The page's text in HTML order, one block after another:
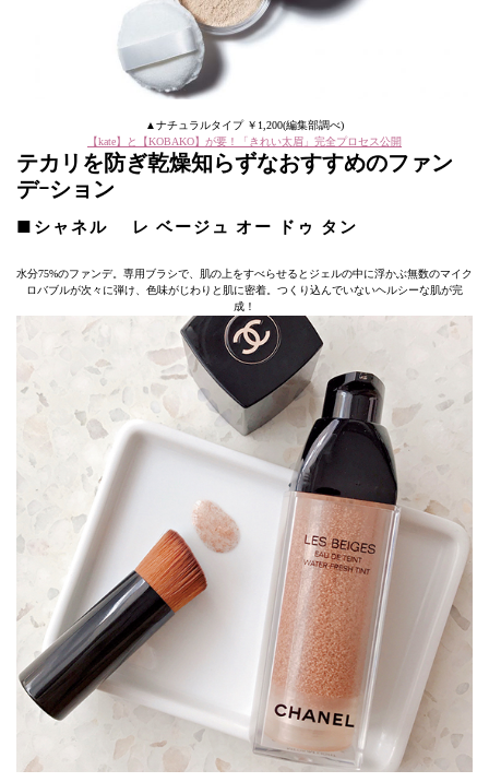
▲ナチュラルタイプ ￥1,200(編集部調べ)
【kate】と【KOBAKO】が要！「きれい太眉」完全プロセス公開
テカリを防ぎ乾燥知らずなおすすめのファン
デｰション
■シャネル レ ベージュ オー ドゥ タン
水分75%のファンデ。専用ブラシで、肌の上をすべらせるとジェルの中に浮かぶ無数のマイク
ロバブルが次々に弾け、色味がじわりと肌に密着。つくり込んでいないヘルシーな肌が完
成！